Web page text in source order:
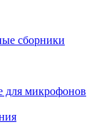
сборники
для микрофонов